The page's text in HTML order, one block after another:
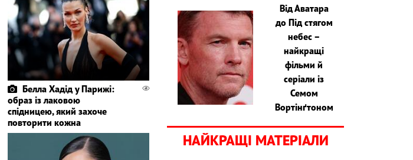
Белла Хадід у Парижі:
образ із лаковою
спідницею, який захоче
повторити кожна
Від Аватара
до Під стягом
небес –
найкращі
фільми й
серіали із
Семом
Вортінґтоном
НАЙКРАЩІ МАТЕРІАЛИ